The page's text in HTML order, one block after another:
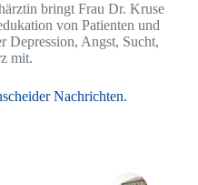
bringt Frau Dr. Kruse
von Patienten und
Depression, Angst, Sucht,
mit.
Nachrichten.